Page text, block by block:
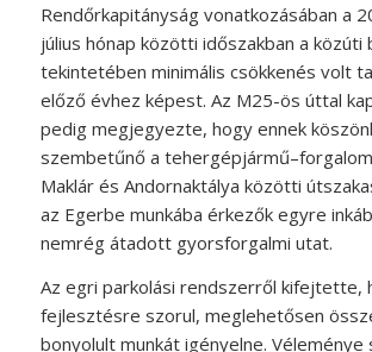
Rendőrkapitányság vonatkozásában a
július hónap közötti időszakban a közúti
tekintetében minimális csökkenés volt
előző évhez képest. Az M25-ös úttal
pedig megjegyezte, hogy ennek
szembetűnő a
Maklár és Andornaktálya közötti
az Egerbe munkába érkezők egyre
nemrég átadott gyorsforgalmi utat.
Az egri parkolási rendszerről kifejtette,
fejlesztésre szorul, meglehetősen
bonyolult munkát igényelne. Véleménye